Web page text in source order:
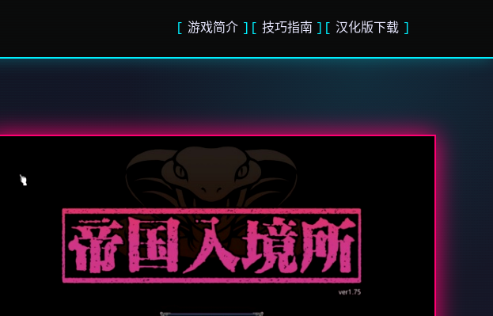
游戏简介 技巧指南 汉化版下载